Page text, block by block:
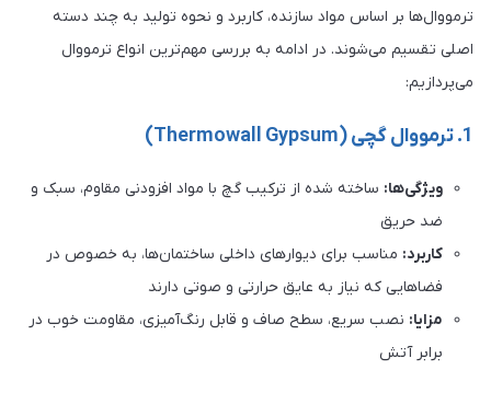
ترمووال‌ها بر اساس مواد سازنده، کاربرد و نحوه تولید به چند دسته
اصلی تقسیم می‌شوند. در ادامه به بررسی مهم‌ترین انواع ترمووال
می‌پردازیم:
1. ترمووال گچی (Thermowall Gypsum)
ویژگی‌ها: ساخته شده از ترکیب گچ با مواد افزودنی مقاوم، سبک و
ضد حریق
کاربرد: مناسب برای دیوارهای داخلی ساختمان‌ها، به خصوص در
فضاهایی که نیاز به عایق حرارتی و صوتی دارند
مزایا: نصب سریع، سطح صاف و قابل رنگ‌آمیزی، مقاومت خوب در
برابر آتش